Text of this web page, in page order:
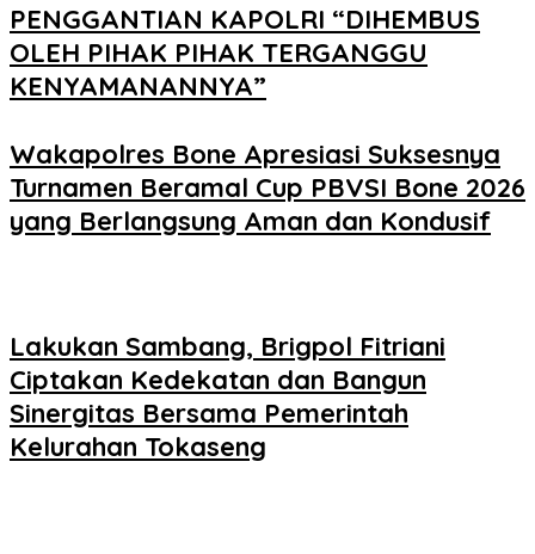
PENGGANTIAN KAPOLRI “DIHEMBUS
OLEH PIHAK PIHAK TERGANGGU
KENYAMANANNYA”
Wakapolres Bone Apresiasi Suksesnya
Turnamen Beramal Cup PBVSI Bone 2026
yang Berlangsung Aman dan Kondusif
Lakukan Sambang, Brigpol Fitriani
Ciptakan Kedekatan dan Bangun
Sinergitas Bersama Pemerintah
Kelurahan Tokaseng